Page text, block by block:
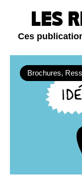
LES
Ces
Brochures,